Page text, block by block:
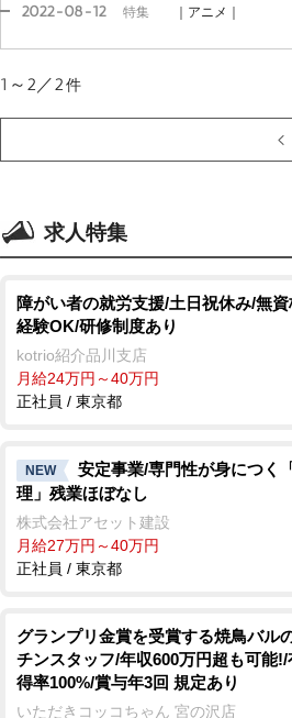
2022-08-12 特集 ｜アニメ｜
1～2／2件
求人特集
障がい者の就労支援/土日祝休み/無
経験OK/研修制度あり
kotrio紹介品川支店
月給24万円～40万円
正社員 / 東京都
NEW
安定事業/専門性が身につく
理」残業ほぼなし
株式会社アセット建設
月給27万円～40万円
正社員 / 東京都
グランプリ金賞を受賞する焼鳥バル
チンスタッフ/年収600万円超も可能!/
得率100%/賞与年3回 規定あり
いただきコッコちゃん 宮の沢店